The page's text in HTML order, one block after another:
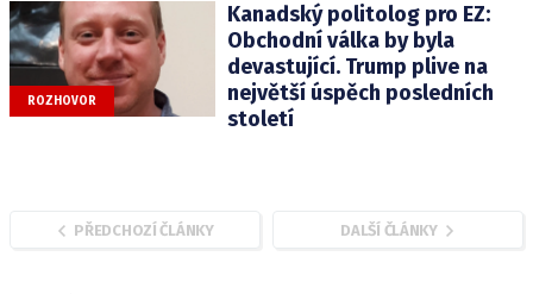
ROZHOVOR
Kanadský politolog pro EZ:
Obchodní válka by byla
devastující. Trump plive na
největší úspěch posledních
století
PŘEDCHOZÍ ČLÁNKY DALŠÍ ČLÁNKY